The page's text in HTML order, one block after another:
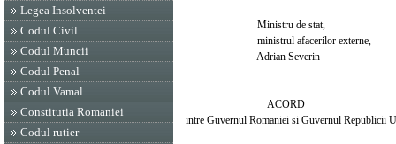
Legea Insolventei
Codul Civil
Codul Muncii
Codul Penal
Codul Vamal
Constitutia Romaniei
Codul rutier
Ministru de stat,
ministrul afacerilor externe,
Adrian Severin
ACORD
intre Guvernul Romaniei si Guvernul Republicii